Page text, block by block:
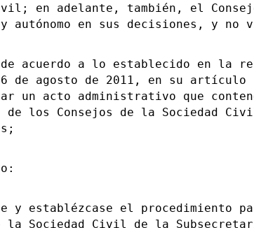
en adelante, también, el
autónomo en sus decisiones, y no
acuerdo a lo establecido en la
de agosto de 2011, en su artículo
un acto administrativo que
de los Consejos de la Sociedad
establézcase el procedimiento
la Sociedad Civil de la